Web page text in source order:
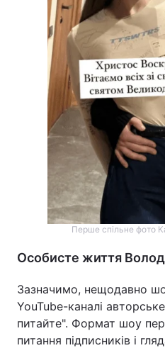
Перше спільне фото
Особисте життя
Зазначимо, нещодавно
YouTube-каналі
питайте". Формат шоу
питання підписників і